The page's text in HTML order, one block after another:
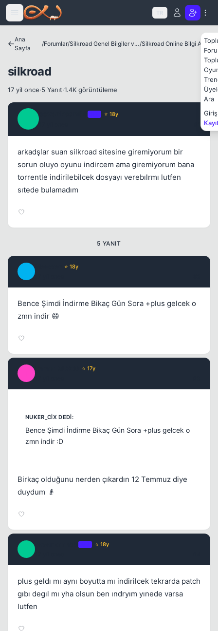
Icerige atla
TR
Ara
Giriş
Ana
Sayfa
/Forumlar/ Silkroad Genel Bilgiler ve Update Bilgileri/ Silkroad Online Bilgi Arşivi
silkroad
17 yil once·5 Yanıt·1.4K görüntüleme
⭐ 18y
arkadşlar suan silkroad sitesine giremiyorum bir
sorun oluyo oyunu indircem ama giremiyorum bana
torrentle indirilebilcek dosyayı verebılrmı lutfen
sıtede bulamadım
5 YANIT
⭐ 18y
Bence Şimdi İndirme Bikaç Gün Sora +plus gelcek o
zmn indir 😄
⭐ 17y
Bence Şimdi İndirme Bikaç Gün Sora +plus gelcek o
zmn indir :D
Birkaç olduğunu nerden çıkardın 12 Temmuz diye
duydum 👴
⭐ 18y
plus geldı mı aynı boyutta mı indirilcek tekrarda patch
gıbı degıl mı yha olsun ben ındryım yınede varsa
lutfen
Kapat